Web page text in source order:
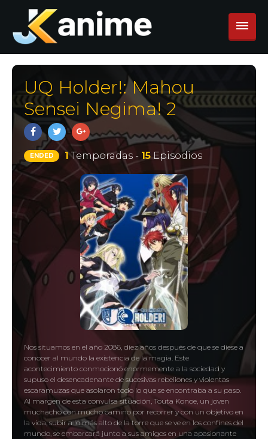
UQ Holder!: Mahou
Sensei Negima! 2
ENDED 1Temporadas - 15Episodios
Nos situamos en el año 2086, diez años después de que se diese a
conocer al mundo la existencia de la magia. Este
acontecimiento conmocionó enormemente a la sociedad y
supuso el desencadenante de sucesivas rebeliones y violentas
escaramuzas que asolaron todo lo que se encontraba a su paso.
Al margen de esta convulsa situación, Touta Konoe, un joven
muchacho con mucho camino por recorrer y con un objetivo en
la vida, subir a lo más alto de la torre que se ve en los confines del
mundo, se embarcará junto a sus amigos en una apasionante